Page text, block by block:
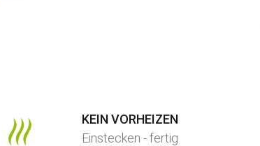
KEIN VORHEIZEN
Einstecken - fertig